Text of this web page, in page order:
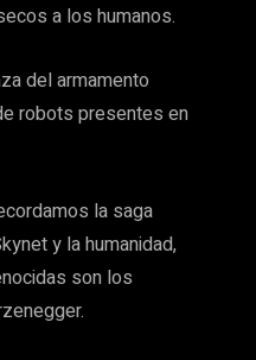
a los humanos.
del armamento
robots presentes en
la saga
y la humanidad,
son los